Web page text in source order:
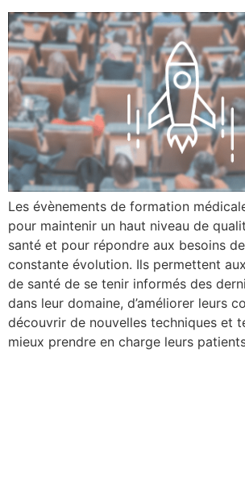
Les évènements de formation
pour maintenir un haut niveau de
santé et pour répondre aux besoins
constante évolution. Ils permettent
de santé de se tenir informés des
dans leur domaine, d’améliorer leurs
découvrir de nouvelles techniques et
mieux prendre en charge leurs